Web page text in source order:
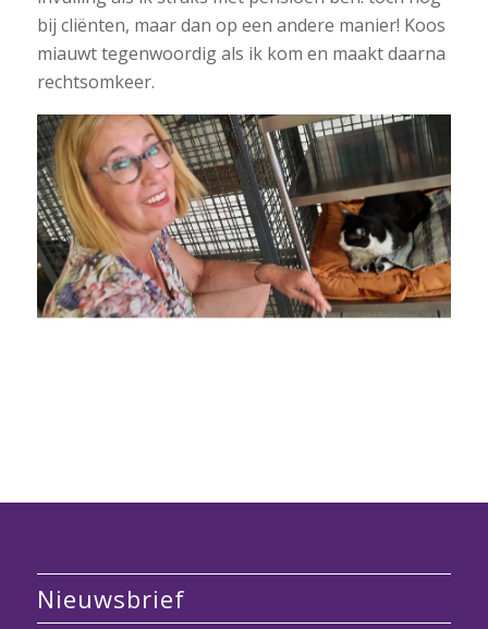
bij cliënten, maar dan op een andere manier! Koos
miauwt tegenwoordig als ik kom en maakt daarna
rechtsomkeer.
Nieuwsbrief